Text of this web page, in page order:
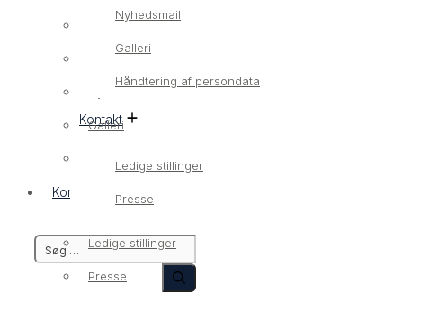
Nyhedsmail
Galleri
Håndtering af persondata
Kontakt
Ledige stillinger
Presse
Repræsentantskabet
Vedtægter
Nyhedsmail
Galleri
Kontakt
Ledige stillinger
Presse